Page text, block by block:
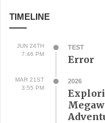
TIMELINE
JUN 24TH
7:46 PM
TEST
Error
MAR 21ST
3:55 PM
2026